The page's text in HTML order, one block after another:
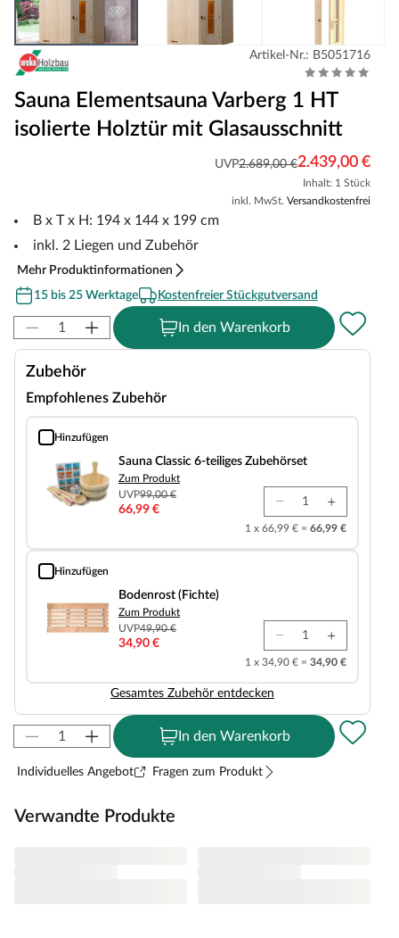
Artikel-Nr.: B5051716
Sauna Elementsauna Varberg 1 HT
isolierte Holztür mit Glasausschnitt
UVP2.689,00 €2.439,00 €
Inhalt: 1 Stück
inkl. MwSt. Versandkostenfrei
B x T x H: 194 x 144 x 199 cm
inkl. 2 Liegen und Zubehör
Mehr Produktinformationen
15 bis 25 Werktage
Kostenfreier Stückgutversand
In den Warenkorb
Zubehör
Empfohlenes Zubehör
Hinzufügen
Sauna Classic 6-teiliges Zubehörset
Sauna Classic 6-teiliges Zubehörset
Zum Produkt
UVP99,00 €
66,99 €
1 x 66,99 € = 66,99 €
Hinzufügen
Bodenrost (Fichte)
Bodenrost (Fichte)
Zum Produkt
UVP49,90 €
34,90 €
1 x 34,90 € = 34,90 €
Gesamtes Zubehör entdecken
In den Warenkorb
Individuelles Angebot Fragen zum Produkt
Verwandte Produkte